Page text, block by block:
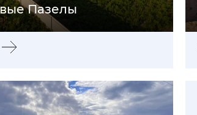
Пазелы